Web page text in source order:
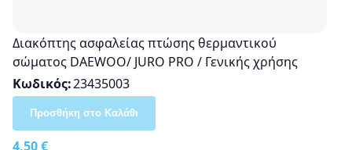
Διακόπτης ασφαλείας πτώσης θερμαντικού
σώματος DAEWOO/ JURO PRO / Γενικής χρήσης
Κωδικός 23435003
4,50 €
Προσθήκη στο Καλάθι